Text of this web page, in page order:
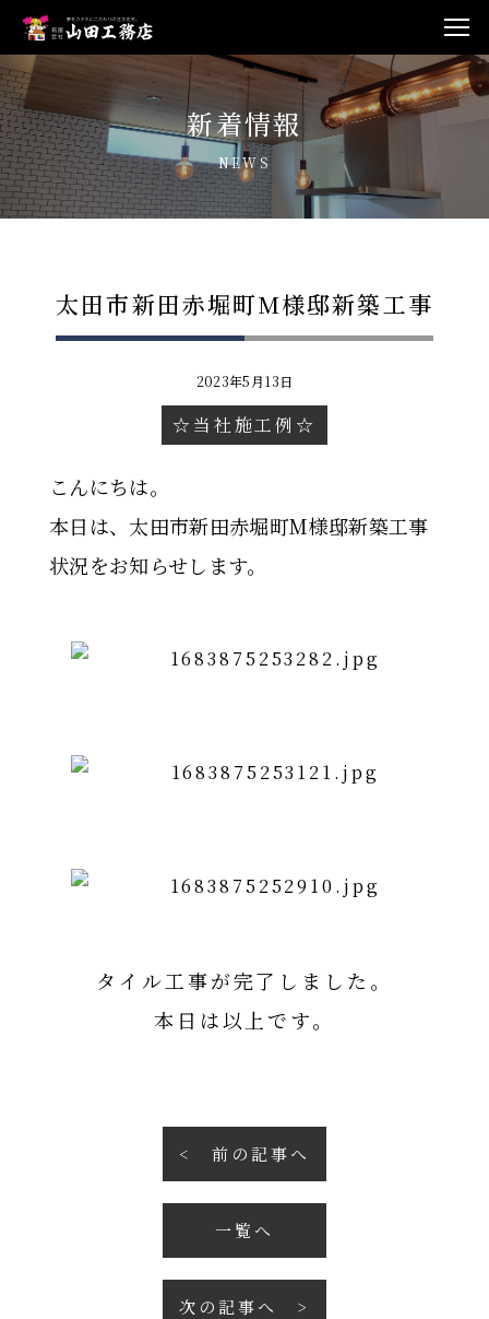
新着情報
NEWS
太田市新田赤堀町M様邸新築工事
2023年5月13日
☆当社施工例☆
こんにちは。
本日は、太田市新田赤堀町M様邸新築工事
状況をお知らせします。
タイル工事が完了しました。
本日は以上です。
前の記事へ
一覧へ
次の記事へ